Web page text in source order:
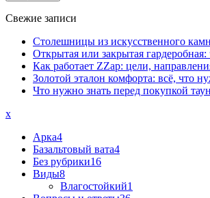
Свежие записи
Столешницы из искусственного
Открытая или закрытая
Как работает ZZap: цели,
Золотой эталон комфорта: всё, что
Что нужно знать перед покупкой
x
Арка4
Базальтовый вата4
Без рубрики16
Виды8
Влагостойкий1